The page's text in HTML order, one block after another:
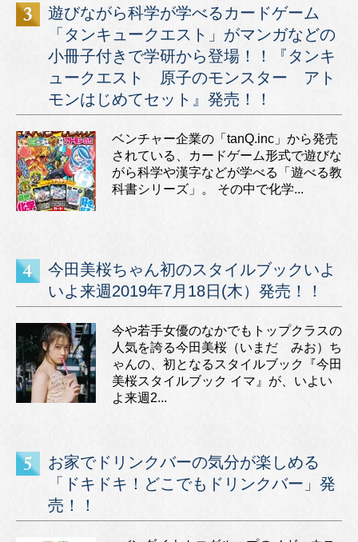
遊びながら科学が学べるカードゲーム
「タンキュークエスト」がマンガなどの
小冊子付きで学研から登場！！『タンキ
ュークエスト 原子のモンスター アト
モンはじめてセット』発売！！
ベンチャー企業の「tanQ.inc」から発売
されている、カードゲーム形式で遊びな
がら科学や漢字などが学べる「遊べる教
科書シリーズ」。 その中で化学...
今田美桜ちゃん初のスタイルブックいよ
いよ来週2019年7月18日(木）発売！！
今や若手女優のなかでもトップクラスの
人気を誇る今田美桜（いまだ みお）ち
ゃんの、初となるスタイルブック『今田
美桜スタイルブック イマ』が、いよい
よ来週2...
お家でドリンクバーの気分が楽しめる
「ドキドキ！どこでもドリンクバー」発
売！！